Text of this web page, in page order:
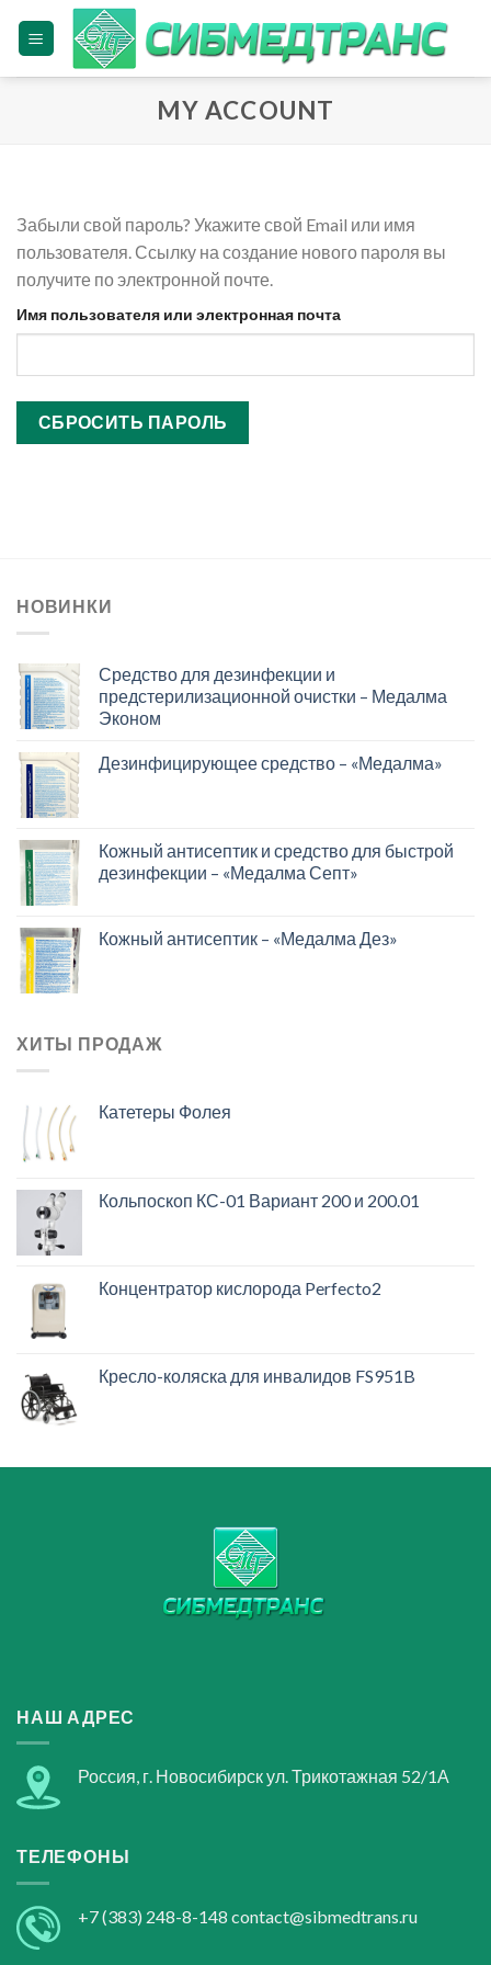
MY ACCOUNT
Забыли свой пароль? Укажите свой Email или имя
пользователя. Ссылку на создание нового пароля вы
получите по электронной почте.
Имя пользователя или электронная почта
СБРОСИТЬ ПАРОЛЬ
НОВИНКИ
Средство для дезинфекции и
предстерилизационной очистки – Медалма
Эконом
Дезинфицирующее средство – «Медалма»
Кожный антисептик и средство для быстрой
дезинфекции – «Медалма Септ»
Кожный антисептик – «Медалма Дез»
ХИТЫ ПРОДАЖ
Катетеры Фолея
Кольпоскоп КС-01 Вариант 200 и 200.01
Концентратор кислорода Perfecto2
Кресло-коляска для инвалидов FS951B
НАШ АДРЕС
Россия, г. Новосибирск ул. Трикотажная 52/1А
ТЕЛЕФОНЫ
+7 (383) 248-8-148 contact@sibmedtrans.ru